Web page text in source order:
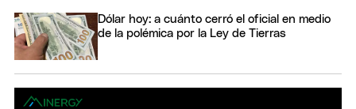
Dólar hoy: a cuánto cerró el oficial en medio
de la polémica por la Ley de Tierras